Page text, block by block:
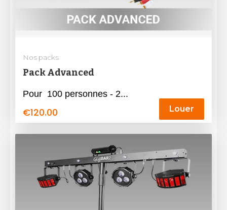
Nos packs
Pack Advanced
Pour 100 personnes - 2...
€120.00 Louer